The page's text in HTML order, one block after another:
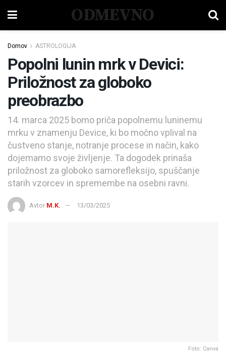
ODMEVNO
Domov ASTROLOGIJA
Popolni lunin mrk v Devici:
Priložnost za globoko
preobrazbo
14. marca 2025 bomo priča popolnemu luninemu
mrku v znamenju Device, ki bo močno vplival na
čustveno stanje, notranje procese in način, kako
dojemamo svoje življenje. Ta dogodek prinaša
priložnost za globoko samorefleksijo, spuščanje
starih vzorcev in spremembe na osebni ravni.
Avtor M.K. 13/03/2025
Foto: Canva